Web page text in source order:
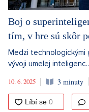
Boj o
tím, v hre sú skôr
Medzi technologickými
vývoji umelej
10. 6. 2025
3 minuty